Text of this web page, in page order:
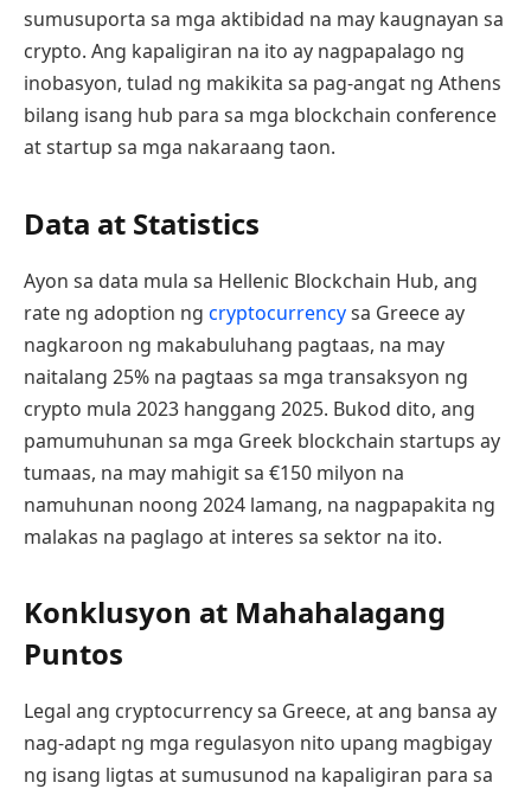
sumusuporta sa mga aktibidad na may kaugnayan sa
crypto. Ang kapaligiran na ito ay nagpapalago ng
inobasyon, tulad ng makikita sa pag-angat ng Athens
bilang isang hub para sa mga blockchain conference
at startup sa mga nakaraang taon.
Data at Statistics
Ayon sa data mula sa Hellenic Blockchain Hub, ang
rate ng adoption ng cryptocurrencysa Greece ay
nagkaroon ng makabuluhang pagtaas, na may
naitalang 25% na pagtaas sa mga transaksyon ng
crypto mula 2023 hanggang 2025. Bukod dito, ang
pamumuhunan sa mga Greek blockchain startups ay
tumaas, na may mahigit sa €150 milyon na
namuhunan noong 2024 lamang, na nagpapakita ng
malakas na paglago at interes sa sektor na ito.
Konklusyon at Mahahalagang
Puntos
Legal ang cryptocurrency sa Greece, at ang bansa ay
nag-adapt ng mga regulasyon nito upang magbigay
ng isang ligtas at sumusunod na kapaligiran para sa